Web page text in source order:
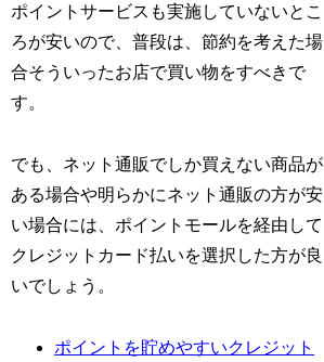
ポイントサービスも実施していないとこ
ろが安いので、普段は、節約を考えた場
合そういったお店で買い物をすべきで
す。
でも、ネット通販でしか買えない商品が
ある場合や明らかにネット通販の方が安
い場合には、ポイントモールを経由して
クレジットカード払いを選択した方が良
いでしょう。
ポイントを貯めやすいクレジット